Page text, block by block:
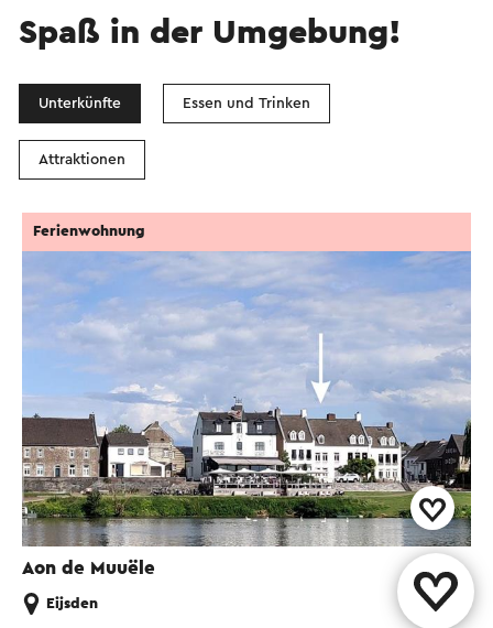
Spaß in der Umgebung!
Unterkünfte Essen und Trinken
Attraktionen
Aon de Muuële
Ferienwohnung
Eijsden